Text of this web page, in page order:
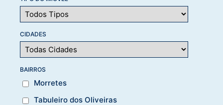
CIDADES
BAIRROS
Morretes
Tabuleiro dos Oliveiras